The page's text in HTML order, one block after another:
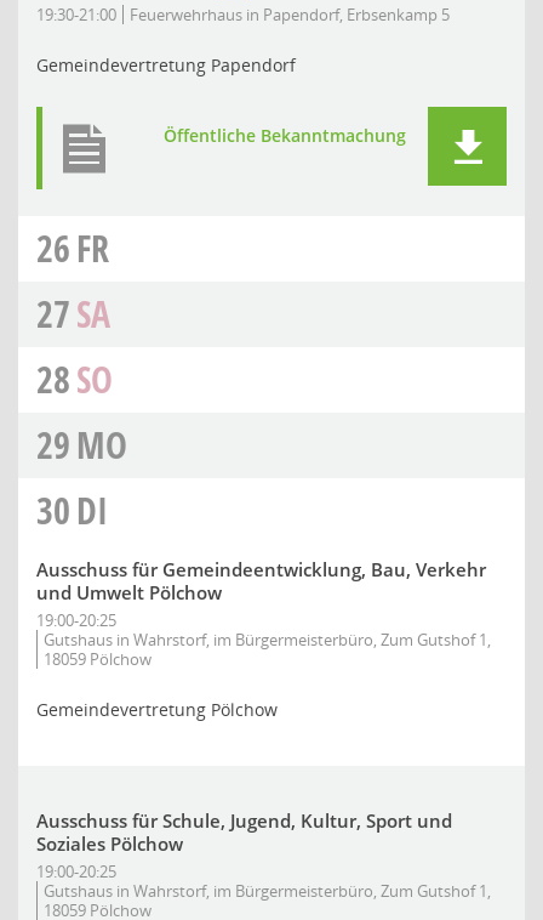
19:30-21:00 Feuerwehrhaus in Papendorf, Erbsenkamp 5
Gemeindevertretung Papendorf
Öffentliche Bekanntmachung
26FR
27SA
28SO
29MO
30DI
Ausschuss für Gemeindeentwicklung, Bau, Verkehr
und Umwelt Pölchow
19:00-20:25
Gutshaus in Wahrstorf, im Bürgermeisterbüro, Zum Gutshof 1,
18059 Pölchow
Gemeindevertretung Pölchow
Ausschuss für Schule, Jugend, Kultur, Sport und
Soziales Pölchow
19:00-20:25
Gutshaus in Wahrstorf, im Bürgermeisterbüro, Zum Gutshof 1,
18059 Pölchow